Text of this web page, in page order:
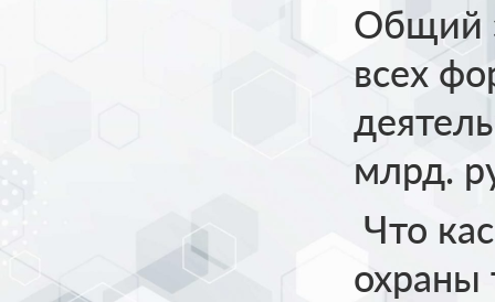
Общий
всех
млрд.
Что
охраны